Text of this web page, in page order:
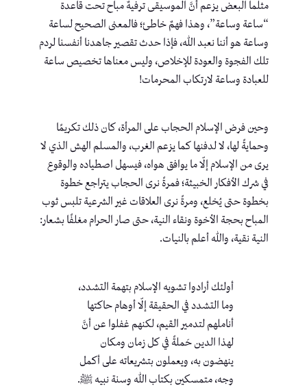
مثلما البعض يزعم أنَّ الموسيقى ترفيهٌ مباح تحت قاعدة
“ساعة وساعة”، وهذا فهمٌ خاطئ؛ فالمعنى الصحيح لساعة
وساعة هو أننا نعبد الله، فإذا حدث تقصير جاهدنا أنفسنا لردم
تلك الفجوة والعودة للإخلاص، وليس معناها تخصيص ساعة
للعبادة وساعة لارتكاب المحرمات!
وحين فرض الإسلام الحجاب على المرأة، كان ذلك تكريمًا
وحمايةً لها، لا لدفنها كما يزعم الغرب، والمسلم الهش الذي لا
يرى من الإسلام إلّا ما يوافق هواه، فيسهل اصطياده والوقوع
في شرك الأفكار الخبيثة؛ فمرةً نرى الحجاب يتراجع خطوة
بخطوة حتى يُخلع، ومرةً نرى العلاقات غير الشرعية تلبس ثوب
المباح بحجة الأخوة ونقاء النية، حتى صار الحرام مغلفًا بشعار:
النية نقية، والله أعلم بالنيات.
أولئك أرادوا تشويه الإسلام بتهمة التشدد،
وما التشدد في الحقيقة إلّا أوهام حاكتها
أناملهم لتدمير القيم، لكنهم غفلوا عن أنَّ
لهذا الدين حَملةً في كل زمان ومكان
ينهضون به، ويعملون بتشريعاته على أكمل
وجه، متمسكين بكتاب الله وسنة نبيه ﷺ.